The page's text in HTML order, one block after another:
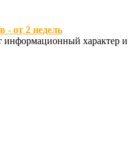
- от 2 недель
информационный характер